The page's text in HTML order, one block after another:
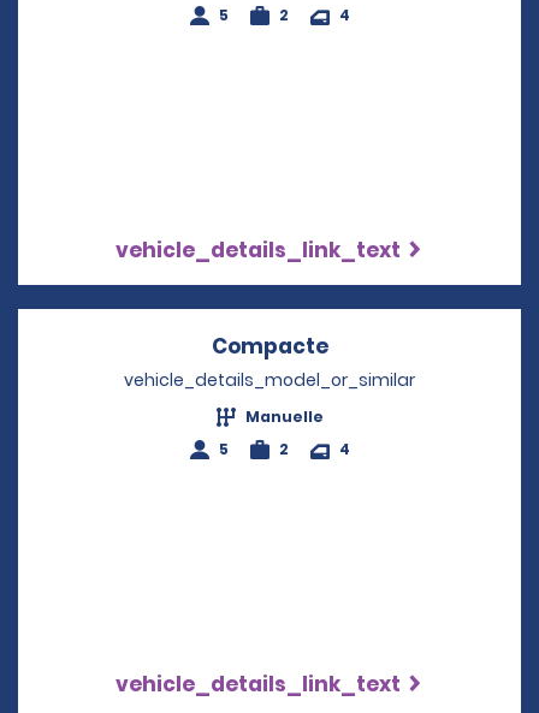
5
2 4
vehicle_details_link_text
CompacteOpens in a new
vehicle_details_model_or_similar
Manuelle
5
2 4
vehicle_details_link_text